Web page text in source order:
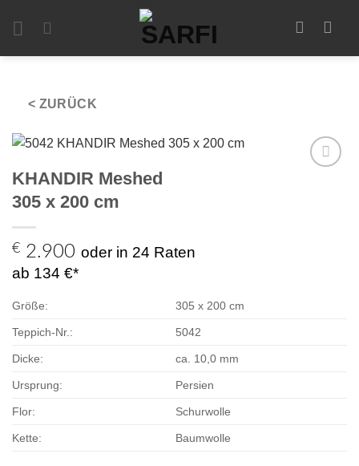
< ZURÜCK
KHANDIR Meshed
305 x 200 cm
€ 2.900 oder in 24 Raten
ab 134 €*
Größe: 305 x 200 cm
Teppich-Nr.: 5042
Dicke: ca. 10,0 mm
Ursprung: Persien
Flor: Schurwolle
Kette: Baumwolle